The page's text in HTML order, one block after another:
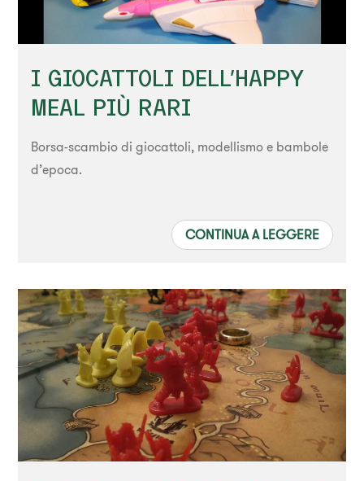
I GIOCATTOLI DELL'HAPPY
MEAL PIÙ RARI
Borsa-scambio di giocattoli, modellismo e bambole
d’epoca.
CONTINUA A LEGGERE